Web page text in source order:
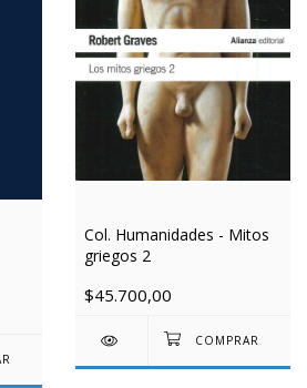
Col. Humanidades - Mitos
griegos 2
$45.700,00